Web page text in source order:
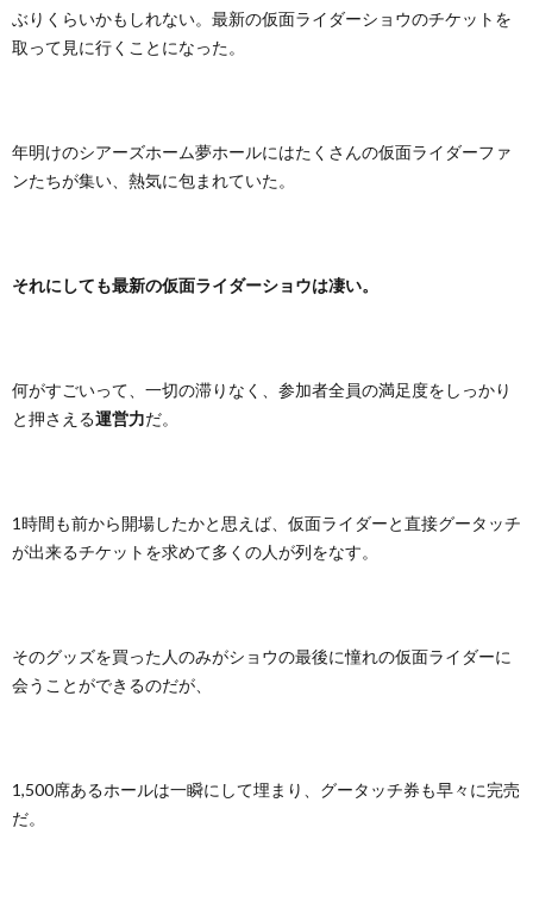
ぶりくらいかもしれない。最新の仮面ライダーショウのチケットを
取って見に行くことになった。
年明けのシアーズホーム夢ホールにはたくさんの仮面ライダーファ
ンたちが集い、熱気に包まれていた。
それにしても最新の仮面ライダーショウは凄い。
何がすごいって、一切の滞りなく、参加者全員の満足度をしっかり
と押さえる運営力だ。
1時間も前から開場したかと思えば、仮面ライダーと直接グータッチ
が出来るチケットを求めて多くの人が列をなす。
そのグッズを買った人のみがショウの最後に憧れの仮面ライダーに
会うことができるのだが、
1,500席あるホールは一瞬にして埋まり、グータッチ券も早々に完売
だ。